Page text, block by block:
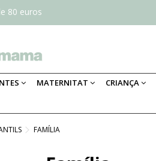
80 euros
MATERNITAT CRIANÇA
FAMÍLIA